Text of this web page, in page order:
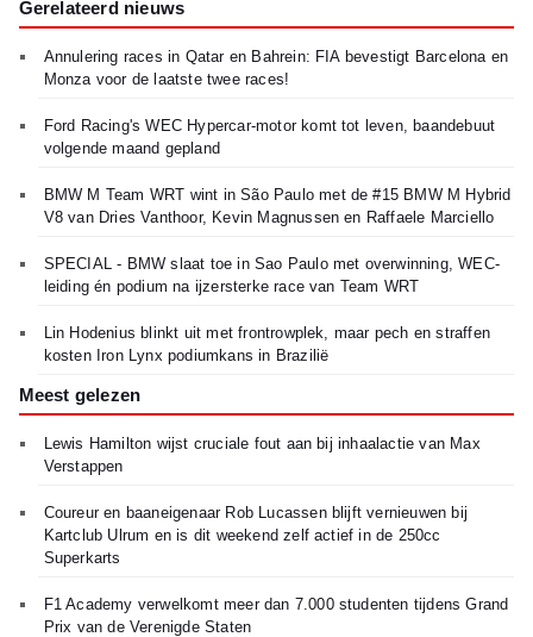
Gerelateerd nieuws
Annulering races in Qatar en Bahrein: FIA bevestigt Barcelona en
Monza voor de laatste twee races!
Ford Racing's WEC Hypercar-motor komt tot leven, baandebuut
volgende maand gepland
BMW M Team WRT wint in São Paulo met de #15 BMW M Hybrid
V8 van Dries Vanthoor, Kevin Magnussen en Raffaele Marciello
SPECIAL - BMW slaat toe in Sao Paulo met overwinning, WEC-
leiding én podium na ijzersterke race van Team WRT
Lin Hodenius blinkt uit met frontrowplek, maar pech en straffen
kosten Iron Lynx podiumkans in Brazilië
Meest gelezen
Lewis Hamilton wijst cruciale fout aan bij inhaalactie van Max
Verstappen
Coureur en baaneigenaar Rob Lucassen blijft vernieuwen bij
Kartclub Ulrum en is dit weekend zelf actief in de 250cc
Superkarts
F1 Academy verwelkomt meer dan 7.000 studenten tijdens Grand
Prix van de Verenigde Staten